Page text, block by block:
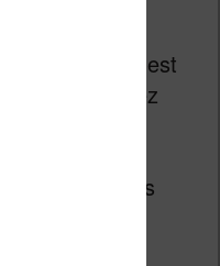
»
d’origine est
vous pouvez
table des
au contraire
détectés